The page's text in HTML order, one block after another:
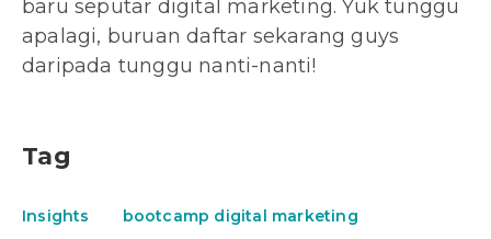
baru seputar digital marketing. Yuk tunggu
apalagi, buruan daftar sekarang guys
daripada tunggu nanti-nanti!
Tag
Insights
bootcamp digital marketing